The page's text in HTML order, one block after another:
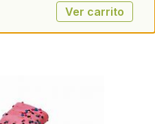
Ver carrito